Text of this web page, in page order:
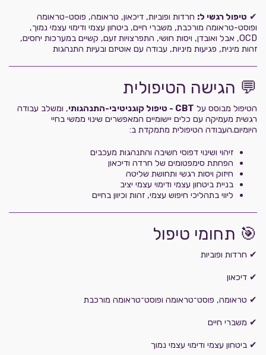
✔ טיפול רגשי ל: חרדות ופוביות, דיכאון, טראומה, פוסט-טראומה
ופוסט-טראומה מורכבת, משברי חיים, ביטחון עצמי ודימוי עצמי נמוך,
OCD, אבל ואובדן, ויסות חושי, התפרצויות זעם, קשיים במערכות יחסים,
זהות מינית, פגיעות מיניות, עבודה עם אוטיזם ובעיות התנהגות
💬 הגישה הטיפולית
הטיפול מבוסס על CBT - טיפול קוגניטיבי-התנהגותי
, ומשלב עבודה
רגשית מעמיקה עם כלים יישומיים המאפשרים שינוי ממשי בחיי
היומיום.העבודה הטיפולית מתמקדת ב:
זיהוי ושינוי דפוסי חשיבה והתנהגות מעכבים
הפחתת סימפטומים של חרדה ודיכאון
חיזוק ויסות רגשי ותחושת שליטה
בניית ביטחון עצמי ודימוי עצמי יציב
ליווי בתהליכי חיפוש עצמי, זהות וכיוון בחיים
🎯 תחומי טיפול
✔ חרדות ופוביות
✔ דיכאון
✔ טראומה, פוסט־טראומה ופוסט־טראומה מורכבת
✔ משברי חיים
✔ ביטחון עצמי ודימוי עצמי נמוך